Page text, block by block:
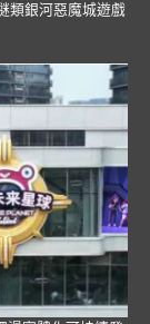
類銀河惡魔城遊戲